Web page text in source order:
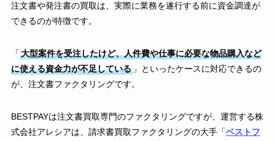
注文書や発注書の買取は、実際に業務を遂行する前に資金調達が
できるのが特徴です。
「 大型案件を受注したけど、人件費や仕事に必要な物品購入など
に使える資金力が不足している」といったケースに対応できるの
が、注文書ファクタリングです。
BESTPAYは注文書買取専門のファクタリングですが、運営する株
式会社アレシアは、請求書買取ファクタリングの大手「ベストフ